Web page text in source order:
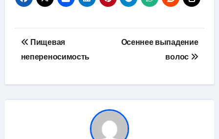
Навигация
по
Пищевая
непереносимость
Осеннее выпадение
волос